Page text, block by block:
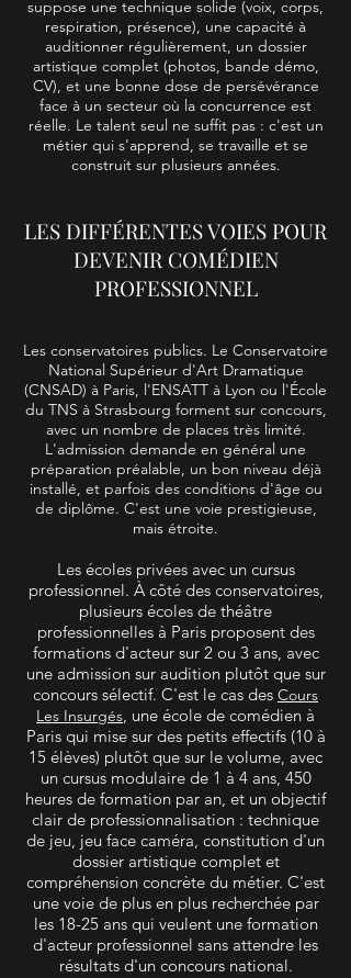
suppose une technique solide (voix, corps,
respiration, présence), une capacité à
auditionner régulièrement, un dossier
artistique complet (photos, bande démo,
CV), et une bonne dose de persévérance
face à un secteur où la concurrence est
réelle. Le talent seul ne suffit pas : c'est un
métier qui s'apprend, se travaille et se
construit sur plusieurs années.
LES DIFFÉRENTES VOIES POUR
DEVENIR COMÉDIEN
PROFESSIONNEL
Les conservatoires publics. Le Conservatoire
National Supérieur d'Art Dramatique
(CNSAD) à Paris, l'ENSATT à Lyon ou l'École
du TNS à Strasbourg forment sur concours,
avec un nombre de places très limité.
L'admission demande en général une
préparation préalable, un bon niveau déjà
installé, et parfois des conditions d'âge ou
de diplôme. C'est une voie prestigieuse,
mais étroite.
Les écoles privées avec un cursus
professionnel. À côté des conservatoires,
plusieurs écoles de théâtre
professionnelles à Paris proposent des
formations d'acteur sur 2 ou 3 ans, avec
une admission sur audition plutôt que sur
concours sélectif. C'est le cas des Cours
Les Insurgés, une école de comédien à
Paris qui mise sur des petits effectifs (10 à
15 élèves) plutôt que sur le volume, avec
un cursus modulaire de 1 à 4 ans, 450
heures de formation par an, et un objectif
clair de professionnalisation : technique
de jeu, jeu face caméra, constitution d'un
dossier artistique complet et
compréhension concrète du métier. C'est
une voie de plus en plus recherchée par
les 18-25 ans qui veulent une formation
d'acteur professionnel sans attendre les
résultats d'un concours national.